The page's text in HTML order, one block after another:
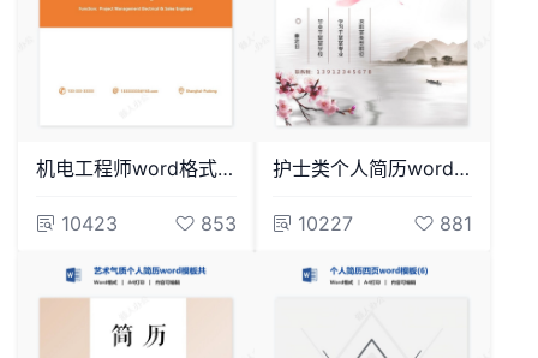
机电工程师word格式个人简历模板
10423 853
护士类个人简历word模板共4页(17)
10227 881